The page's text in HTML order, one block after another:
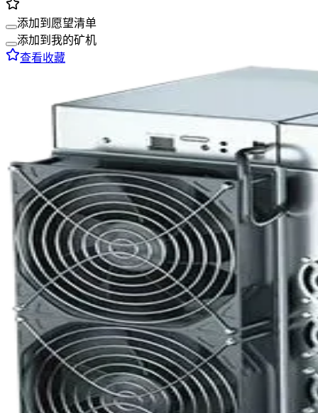
添加到愿望清单
添加到我的矿机
查看收藏